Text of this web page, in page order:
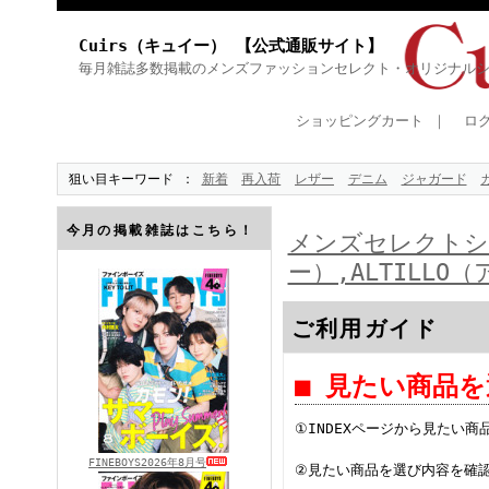
Cuirs（キュイー） 【公式通販サイト】
毎月雑誌多数掲載のメンズファッションセレクト・オリジナル
ショッピングカート ｜ ロ
狙い目キーワード 新着 再入荷 レザー デニム ジャガード
今月の掲載雑誌はこちら！
FINEBOYS2026年8月号
メンズセレクト
ー）,ALTILLO（
ご利用ガイド
■ 見たい商品
①INDEXページから見たい商
②見たい商品を選び内容を確